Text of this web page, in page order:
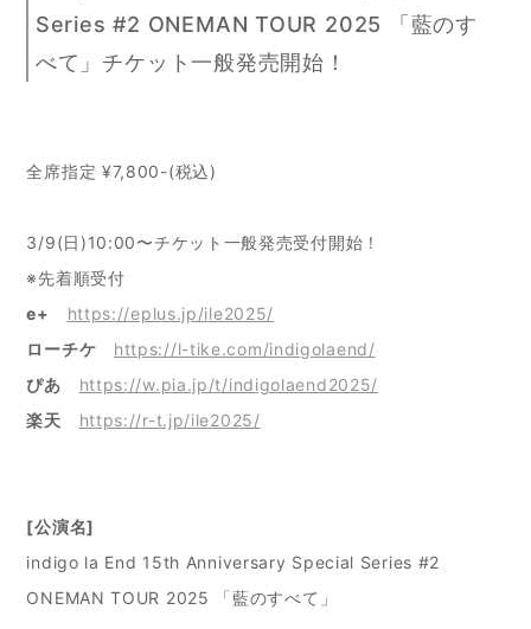
Series #2 ONEMAN TOUR 2025 「藍のす
べて」チケット一般発売開始！
全席指定 ¥7,800-(税込)
3/9(日)10:00〜チケット一般発売受付開始！
※先着順受付
e+
https://eplus.jp/ile2025/
ローチケ
https://l-tike.com/indigolaend/
ぴあ
https://w.pia.jp/t/indigolaend2025/
楽天
https://r-t.jp/ile2025/
[公演名]
indigo la End 15th Anniversary Special Series #2
ONEMAN TOUR 2025 「藍のすべて」